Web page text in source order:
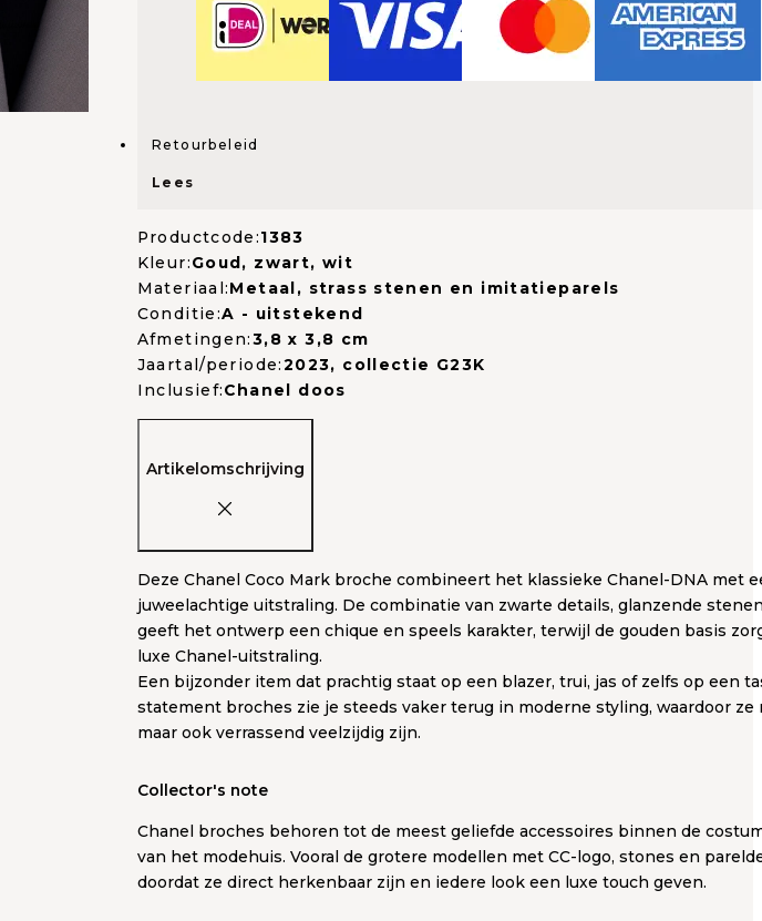
Retourbeleid
Lees
Productcode:1383
Kleur:Goud, zwart, wit
Materiaal:Metaal, strass stenen en imitatieparels
Conditie:A - uitstekend
Afmetingen:3,8 x 3,8 cm
Jaartal/periode:2023, collectie G23K
Inclusief:Chanel doos
Artikelomschrijving
Deze Chanel Coco Mark broche combineert het klassieke Chanel-DNA met
juweelachtige uitstraling. De combinatie van zwarte details, glanzende
geeft het ontwerp een chique en speels karakter, terwijl de gouden basis
luxe Chanel-uitstraling.
Een bijzonder item dat prachtig staat op een blazer, trui, jas of zelfs op een
statement broches zie je steeds vaker terug in moderne styling, waardoor ze
maar ook verrassend veelzijdig zijn.
Collector's note
Chanel broches behoren tot de meest geliefde accessoires binnen de
van het modehuis. Vooral de grotere modellen met CC-logo, stones en
doordat ze direct herkenbaar zijn en iedere look een luxe touch geven.